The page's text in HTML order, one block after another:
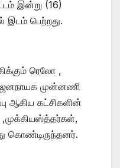
இன்று (16)
இடம் பெற்றது.
ரெலோ ,
ஜனநாயக முன்னணி
ஆகிய கட்சிகளின்
கொண்டிருந்தனர்.